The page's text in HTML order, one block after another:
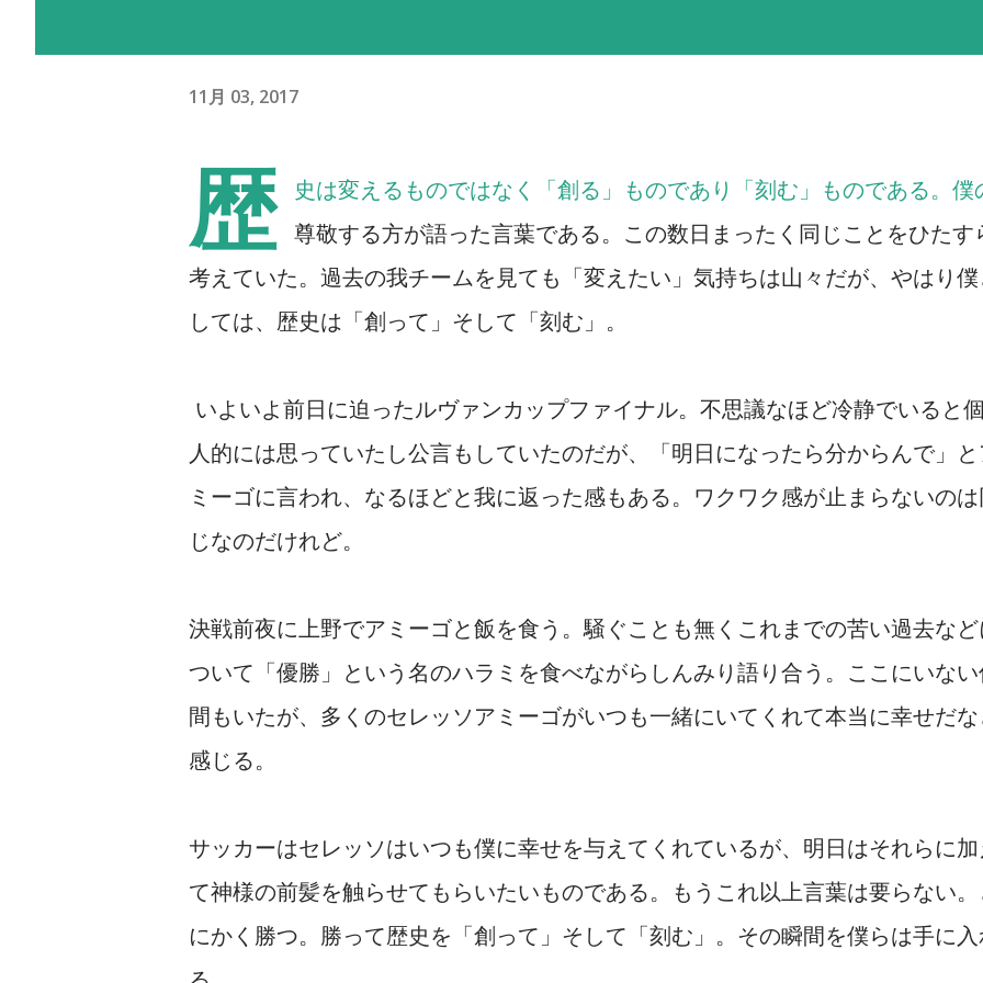
11月 03, 2017
歴 史は変えるものではなく「創る」
ものであり「刻む」ものである。僕
尊敬する方が語った言葉である。この数日まったく同じことをひたす
考えていた。過去の我チームを見ても「変えたい」気持ちは山々だが、やはり僕
しては、歴史は「創って」そして「刻む」。
いよいよ前日に迫ったルヴァンカップファイナル。不思議なほど冷静でいると個
人的には思っていたし公言もしていたのだが、「明日になったら分からんで」と
ミーゴに言われ、なるほどと我に返った感もある。ワクワク感が止まらないのは
じなのだけれど。
決戦前夜に上野でアミーゴと飯を食う。騒ぐことも無くこれまでの苦い過去など
ついて「優勝」という名のハラミを食べながらしんみり語り合う。ここにいない
間もいたが、多くのセレッソアミーゴがいつも一緒にいてくれて本当に幸せだな
感じる。
サッカーはセレッソはいつも僕に幸せを与えてくれているが、明日はそれらに加
て神様の前髪を触らせてもらいたいものである。もう これ以上言葉は要らない。
にかく勝つ。勝って歴史を「創って」そして「刻む」。その瞬間を僕らは手に入